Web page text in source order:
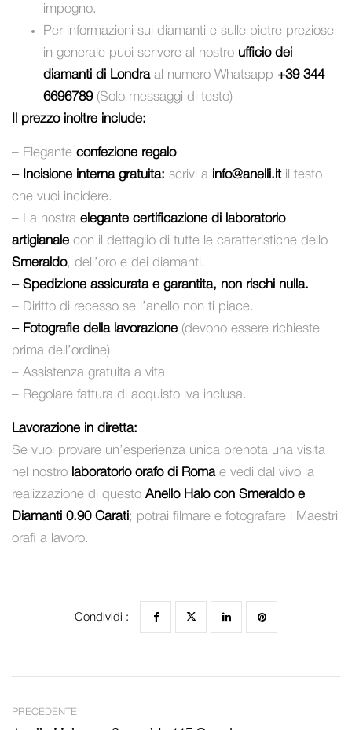
impegno.
Per informazioni sui diamanti e sulle pietre preziose
in generale puoi scrivere al nostro ufficio dei
diamanti di Londraal numero Whatsapp +39 344
6696789(Solo messaggi di testo)
Il prezzo inoltre include:
– Elegante confezione regalo
– Incisione interna gratuita: scrivi a info@anelli.itil testo
che vuoi incidere.
– La nostra elegante certificazione di laboratorio
artigianale con il dettaglio di tutte le caratteristiche dello
Smeraldo, dell’oro e dei diamanti.
– Spedizione assicurata e garantita, non rischi nulla.
– Diritto di recesso se l’anello non ti piace.
– Fotografie della lavorazione (devono essere richieste
prima dell’ordine)
– Assistenza gratuita a vita
– Regolare fattura di acquisto iva inclusa.
Lavorazione in diretta:
Se vuoi provare un’esperienza unica prenota una visita
nel nostro laboratorio orafo di Romae vedi dal vivo la
realizzazione di questo Anello Halo con Smeraldo e
Diamanti 0.90 Carati; potrai filmare e fotografare i Maestri
orafi a lavoro.
Condividi :
PRECEDENTE